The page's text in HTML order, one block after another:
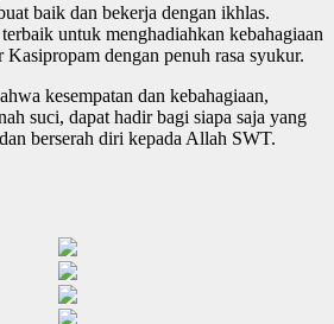
baik dan bekerja dengan ikhlas.
untuk menghadiahkan kebahagiaan
dengan penuh rasa syukur.
kesempatan dan kebahagiaan,
suci, dapat hadir bagi siapa saja yang
berserah diri kepada Allah SWT.